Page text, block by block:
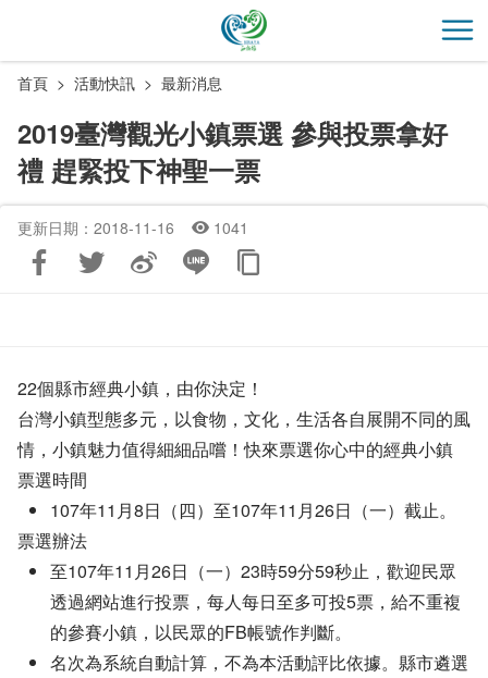
主
開
首頁 活動快訊 最新消息
2019臺灣觀光小鎮票選 參與投票拿好
禮 趕緊投下神聖一票
更新日期：2018-11-16 1041
22個縣市經典小鎮，由你決定！
台灣小鎮型態多元，以食物，文化，生活各自展開不同的風
情，小鎮魅力值得細細品嚐！快來票選你心中的經典小鎮
票選時間
107年11月8日（四）至107年11月26日（一）截止。
票選辦法
至107年11月26日（一）23時59分59秒止，歡迎民眾
透過網站進行投票，每人每日至多可投5票，給不重複
的參賽小鎮，以民眾的FB帳號作判斷。
名次為系統自動計算，不為本活動評比依據。縣市遴選